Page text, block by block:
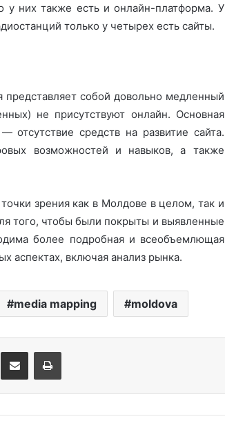
у них также есть и онлайн-платформа. У
только у четырех есть сайты.
собой довольно медленный
не присутствуют онлайн. Основная
средств на развитие сайта.
возможностей и навыков, а также
зрения как в Молдове в целом, так и
того, чтобы были покрыты и выявленные
более подробная и всеобъемлющая
аспектах, включая анализ рынка.
media mapping moldova
Share via Email Print